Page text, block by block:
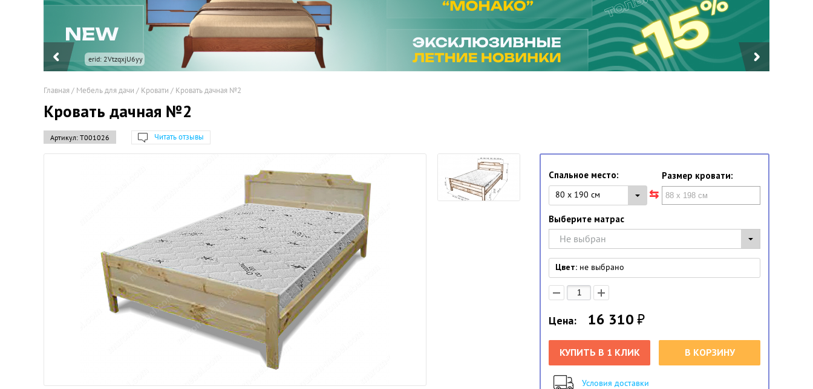
erid: 2VtzqxjU6yy
Главная/ Мебель для дачи / Кровати / Кровать дачная №2
Кровать дачная №2
Артикул: Т001026 Читать отзывы
Спальное место:
80 x 190 см
Размер кровати:
Выберите матрас
Не выбран
Цвет: не выбрано
Цена: 16 310₽
КУПИТЬ В 1 КЛИК В КОРЗИНУ
Условия доставки